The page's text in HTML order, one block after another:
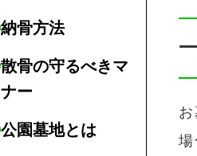
納骨方法
散骨の守るべきマ
ナー
公園墓地とは